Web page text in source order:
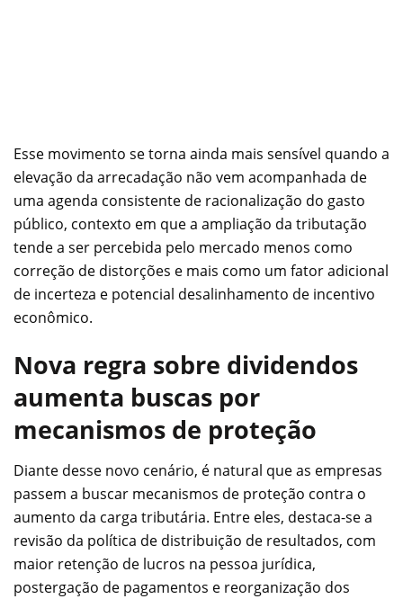
Esse movimento se torna ainda mais sensível quando a
elevação da arrecadação não vem acompanhada de
uma agenda consistente de racionalização do gasto
público, contexto em que a ampliação da tributação
tende a ser percebida pelo mercado menos como
correção de distorções e mais como um fator adicional
de incerteza e potencial desalinhamento de incentivo
econômico.
Nova regra sobre dividendos
aumenta buscas por
mecanismos de proteção
Diante desse novo cenário, é natural que as empresas
passem a buscar mecanismos de proteção contra o
aumento da carga tributária. Entre eles, destaca-se a
revisão da política de distribuição de resultados, com
maior retenção de lucros na pessoa jurídica,
postergação de pagamentos e reorganização dos